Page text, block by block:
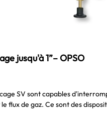
jusqu'à 1”– OPSO
SV sont capables
flux de gaz. Ce sont des